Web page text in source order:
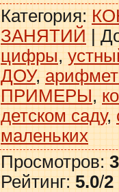
Категория:
ЗАНЯТИЙ |
цифры,
ДОУ,
ПРИМЕРЫ,
детском саду,
маленьких
Просмотров:
Рейтинг: 5.0/2